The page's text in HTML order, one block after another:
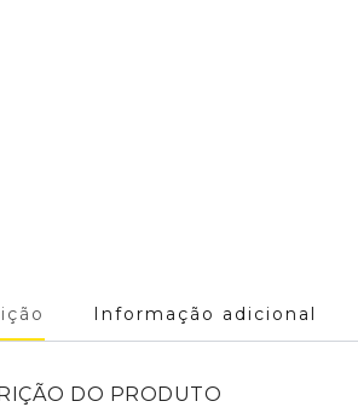
Informação adicional
DO PRODUTO